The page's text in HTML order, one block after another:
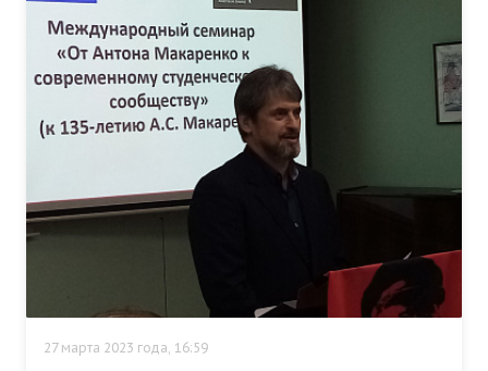
27 марта 2023 года, 16:59